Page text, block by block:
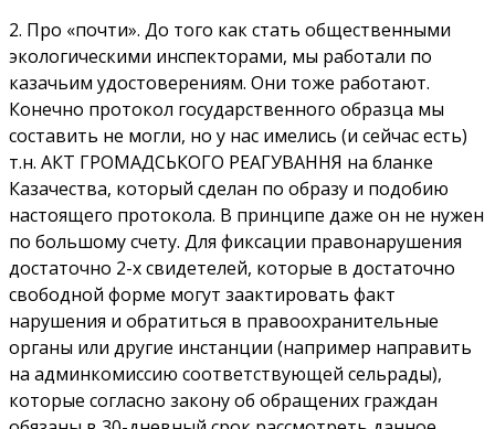
2. Про «почти». До того как стать общественными
экологическими инспекторами, мы работали по
казачьим удостоверениям. Они тоже работают.
Конечно протокол государственного образца мы
составить не могли, но у нас имелись (и сейчас есть)
т.н. АКТ ГРОМАДСЬКОГО РЕАГУВАННЯ на бланке
Казачества, который сделан по образу и подобию
настоящего протокола. В принципе даже он не нужен
по большому счету. Для фиксации правонарушения
достаточно 2-х свидетелей, которые в достаточно
свободной форме могут заактировать факт
нарушения и обратиться в правоохранительные
органы или другие инстанции (например направить
на админкомиссию соответствующей сельрады),
которые согласно закону об обращених граждан